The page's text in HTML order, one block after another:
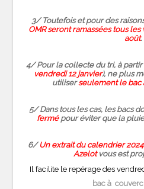
3/ Toutefois et pour des
OMR seront ramassées tous
août.
4/ Pour la collecte du tri, à partir
vendredi 12 janvier), ne plus
utiliserseulement le bac
5/ Dans tous les cas, les bacs
fermépour éviter que la
6/Un extrait du calendrier
Azelotvous est
Il facilite le repérage des
bac à